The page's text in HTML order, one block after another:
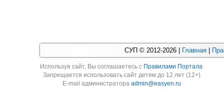
СУП © 2012-2026 | Главная
Используя cайт, Вы соглашаетесь с Правилами Портала.
Запрещается использовать сайт детям до 12 лет (12+)
E-mail администратораadmin@easyen.ru